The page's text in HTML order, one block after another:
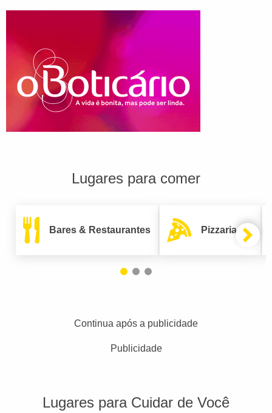
Lugares para comer
Bares & Restaurantes Pizzarias
Continua após a publicidade
Publicidade
Lugares para Cuidar de Você